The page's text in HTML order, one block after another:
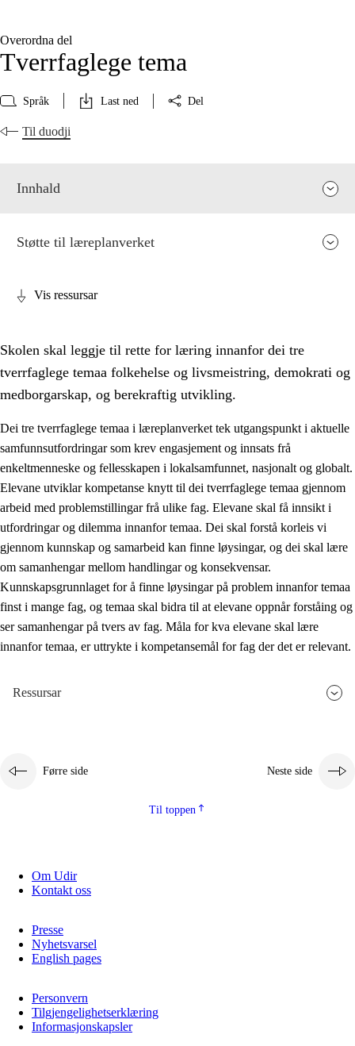
Overordna del
Tverrfaglege tema
Språk Last ned Del
Til duodji
Innhald
2. Prinsipp for læring, utvikling og danning
Sosial læring og utvikling
2.2 Kompetanse i faga
2.3 Grunnleggjande ferdigheiter
2.4 Å lære å lære
Tverrfaglege tema
2.5 Tverrfaglege tema
2.5.2
Støtte til læreplanverket
Vis ressursar
Skolen skal leggje til rette for læring innanfor dei tre
tverrfaglege temaa folkehelse og livsmeistring, demokrati og
medborgarskap, og berekraftig utvikling.
Dei tre tverrfaglege temaa i læreplanverket tek utgangspunkt i aktuelle
samfunnsutfordringar som krev engasjement og innsats frå
enkeltmenneske og fellesskapen i lokalsamfunnet, nasjonalt og globalt.
Elevane utviklar kompetanse knytt til dei tverrfaglege temaa gjennom
arbeid med problemstillingar frå ulike fag. Elevane skal få innsikt i
utfordringar og dilemma innanfor temaa. Dei skal forstå korleis vi
gjennom kunnskap og samarbeid kan finne løysingar, og dei skal lære
om samanhengar mellom handlingar og konsekvensar.
Kunnskapsgrunnlaget for å finne løysingar på problem innanfor temaa
finst i mange fag, og temaa skal bidra til at elevane oppnår forståing og
ser samanhengar på tvers av fag. Måla for kva elevane skal lære
innanfor temaa, er uttrykte i kompetansemål for fag der det er relevant.
Ressursar
Førre side Neste side
Til toppen
Om Udir
Kontakt oss
Presse
Nyhetsvarsel
English pages
Personvern
Tilgjengelighetserklæring
Informasjonskapsler